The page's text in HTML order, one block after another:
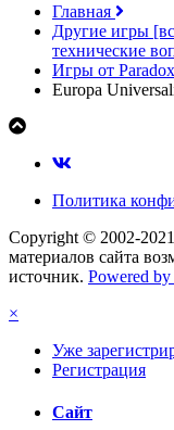
Главная
Другие игры
технические
Игры от Paradox
Europa
Политика
Copyright © 2002-
материалов сайта
источник. Powered
×
Уже
Регистрация
Сайт